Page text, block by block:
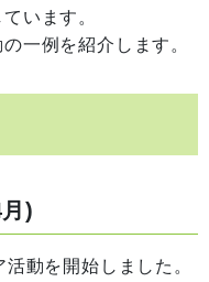
います。
一例を紹介します。
)
動を開始しました。